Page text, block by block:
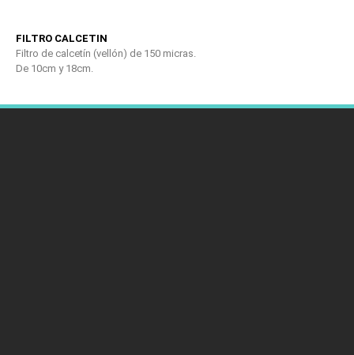
FILTRO CALCETIN
Filtro de calcetín (vellón) de 150 micras.
De 10cm y 18cm.